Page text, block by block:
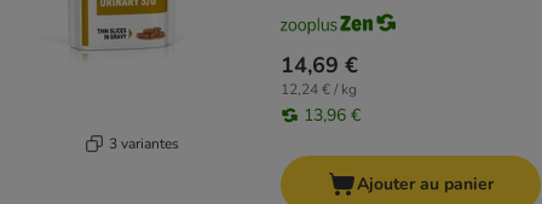
3 variantes
14,69 €
12,24 € / kg
13,96 €
Ajouter au panier